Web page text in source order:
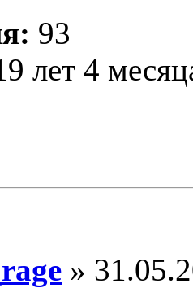
93
лет 4
»